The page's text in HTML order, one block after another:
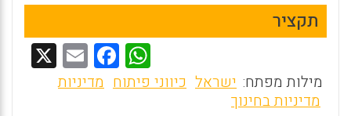
תקציר
W
h
F
a
E
m מילות מפתח: ישראל כיווני פיתוח מדיניות
מדיניות בחינוך